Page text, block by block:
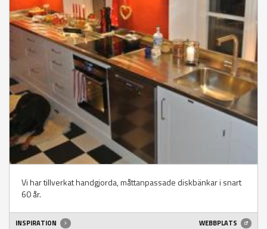
Vi har tillverkat handgjorda, måttanpassade diskbänkar i snart
60 år.
INSPIRATION WEBBPLATS